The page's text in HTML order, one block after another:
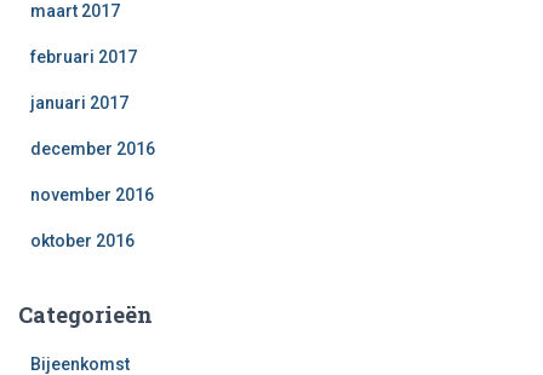
maart 2017
februari 2017
januari 2017
december 2016
november 2016
oktober 2016
Categorieën
Bijeenkomst